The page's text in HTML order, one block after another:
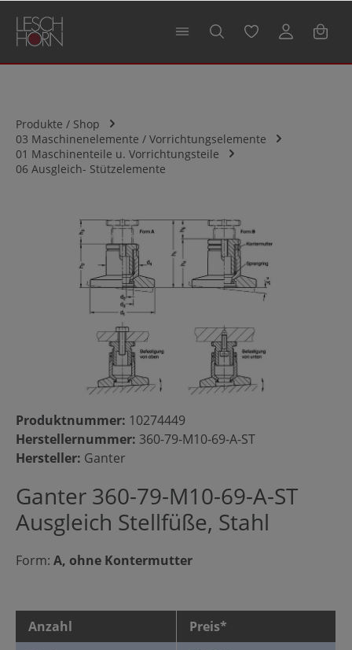
springen
Produkte / Shop
03 Maschinenelemente / Vorrichtungselemente
01 Maschinenteile u. Vorrichtungsteile
06 Ausgleich- Stützelemente
Bildergalerie überspringen
Produktnummer: 10274449
Herstellernummer: 360-79-M10-69-A-ST
Hersteller: Ganter
Ganter 360-79-M10-69-A-ST
Ausgleich Stellfüße, Stahl
Form: A, ohne Kontermutter
Anzahl
Preis*